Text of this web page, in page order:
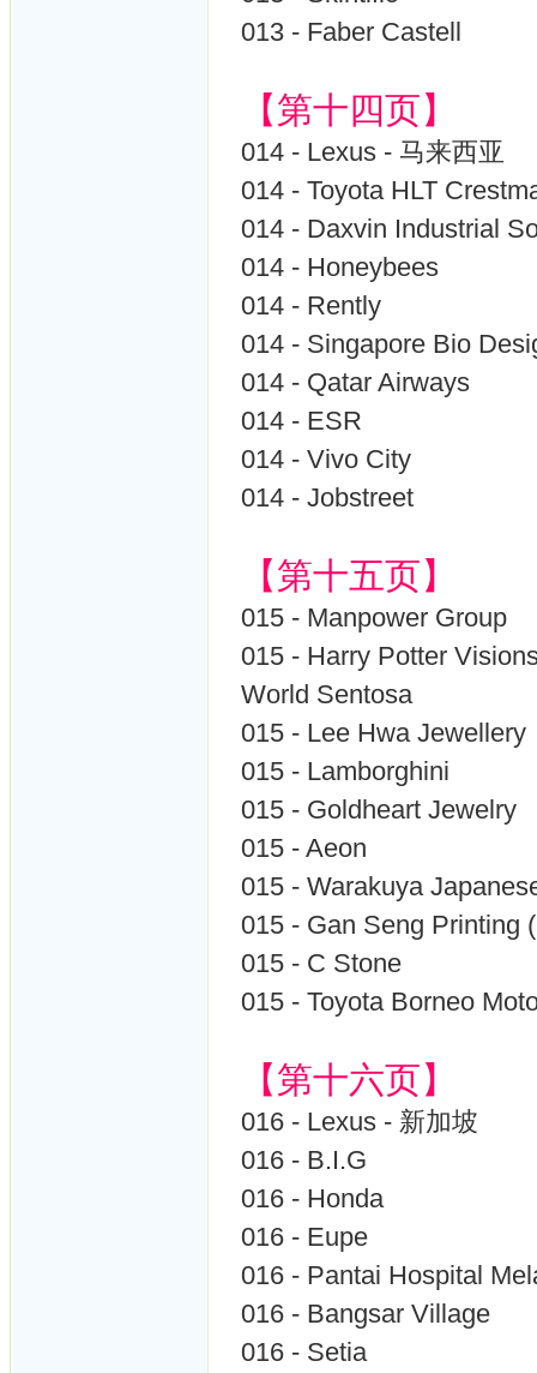
013 - Faber Castell
【第十四页】
014 - Lexus - 马来西亚
014 - Toyota HLT
014 - Daxvin Industrial
014 - Honeybees
014 - Rently
014 - Singapore Bio
014 - Qatar Airways
014 - ESR
014 - Vivo City
014 - Jobstreet
【第十五页】
015 - Manpower Group
015 - Harry Potter
World Sentosa
015 - Lee Hwa Jewellery
015 - Lamborghini
015 - Goldheart Jewelry
015 - Aeon
015 - Warakuya
015 - Gan Seng Printing
015 - C Stone
015 - Toyota Borneo
【第十六页】
016 - Lexus - 新加坡
016 - B.I.G
016 - Honda
016 - Eupe
016 - Pantai Hospital
016 - Bangsar Village
016 - Setia